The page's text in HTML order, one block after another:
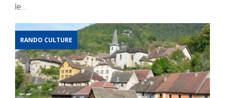
le…
RANDO CULTURE